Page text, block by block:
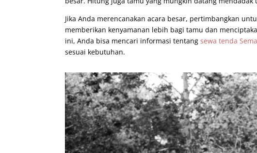
Jika Anda merencanakan acara besar, pertimbangkan
memberikan kenyamanan lebih bagi tamu dan
ini, Anda bisa mencari informasi tentangsewa tenda
sesuai kebutuhan.